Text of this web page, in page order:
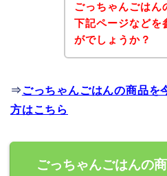
ごっちゃんごはん
下記ページなどを
がでしょうか？
⇒ごっちゃんごはんの商品を
方はこちら
ごっちゃんごはんの